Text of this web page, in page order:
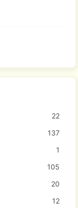
22
137
1
105
20
12